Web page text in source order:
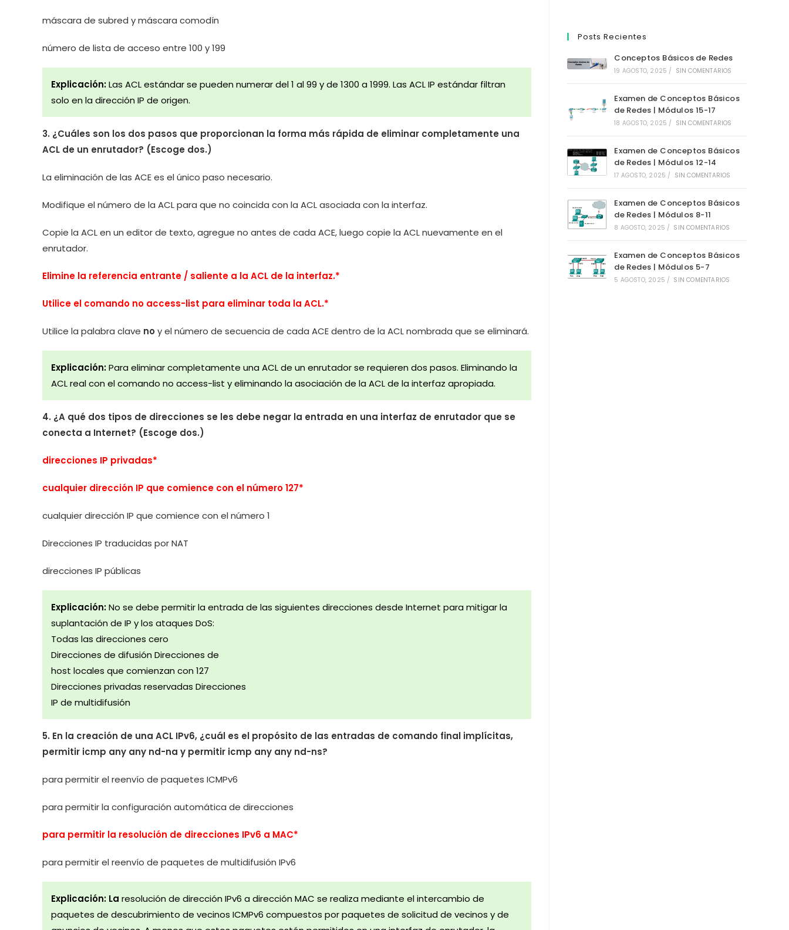
máscara de subred y máscara comodín
número de lista de acceso entre 100 y 199
Explicación:Las ACL estándar se pueden numerar del 1 al 99 y de 1300 a 1999. Las ACL IP estándar filtran
solo en la dirección IP de origen.
3. ¿Cuáles son los dos pasos que proporcionan la forma más rápida de eliminar completamente una
ACL de un enrutador? (Escoge dos.)
La eliminación de las ACE es el único paso necesario.
Modifique el número de la ACL para que no coincida con la ACL asociada con la interfaz.
Copie la ACL en un editor de texto, agregue no antes de cada ACE, luego copie la ACL nuevamente en el
enrutador.
Elimine la referencia entrante / saliente a la ACL de la interfaz.*
Utilice el comando no access-list para eliminar toda la ACL.*
Utilice la palabra clave noy el número de secuencia de cada ACE dentro de la ACL nombrada que se eliminará.
Explicación:Para eliminar completamente una ACL de un enrutador se requieren dos pasos. Eliminando la
ACL real con el comando no access-list y eliminando la asociación de la ACL de la interfaz apropiada.
4. ¿A qué dos tipos de direcciones se les debe negar la entrada en una interfaz de enrutador que se
conecta a Internet? (Escoge dos.)
direcciones IP privadas*
cualquier dirección IP que comience con el número 127*
cualquier dirección IP que comience con el número 1
Direcciones IP traducidas por NAT
direcciones IP públicas
Explicación:No se debe permitir la entrada de las siguientes direcciones desde Internet para mitigar la
suplantación de IP y los ataques DoS:
Todas las direcciones cero
Direcciones de difusión Direcciones de
host locales que comienzan con 127
Direcciones privadas reservadas Direcciones
IP de multidifusión
5. En la creación de una ACL IPv6, ¿cuál es el propósito de las entradas de comando final implícitas,
permitir icmp any any nd-na y permitir icmp any any nd-ns?
para permitir el reenvío de paquetes ICMPv6
para permitir la configuración automática de direcciones
para permitir la resolución de direcciones IPv6 a MAC*
para permitir el reenvío de paquetes de multidifusión IPv6
Explicación: La resolución de dirección IPv6 a dirección MAC se realiza mediante el intercambio de
paquetes de descubrimiento de vecinos ICMPv6 compuestos por paquetes de solicitud de vecinos y de
Posts Recientes
Conceptos Básicos de Redes
19 AGOSTO, 2025 / SIN COMENTARIOS
Examen de Conceptos Básicos
de Redes | Módulos 15-17
18 AGOSTO, 2025 / SIN COMENTARIOS
Examen de Conceptos Básicos
de Redes | Módulos 12-14
17 AGOSTO, 2025 / SIN COMENTARIOS
Examen de Conceptos Básicos
de Redes | Módulos 8-11
8 AGOSTO, 2025 / SIN COMENTARIOS
Examen de Conceptos Básicos
de Redes | Módulos 5-7
5 AGOSTO, 2025 / SIN COMENTARIOS